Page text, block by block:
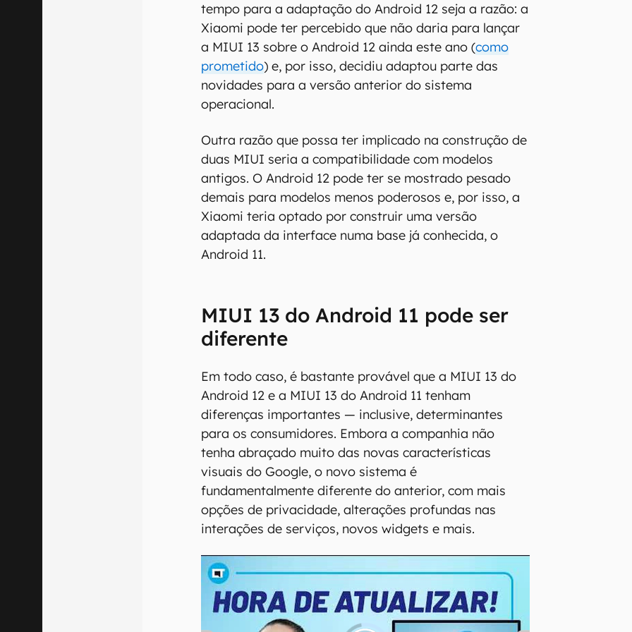
tempo para a adaptação do Android 12 seja a razão: a
Xiaomi pode ter percebido que não daria para lançar
a MIUI 13 sobre o Android 12 ainda este ano (como
prometido) e, por isso, decidiu adaptou parte das
novidades para a versão anterior do sistema
operacional.
Outra razão que possa ter implicado na construção de
duas MIUI seria a compatibilidade com modelos
antigos. O Android 12 pode ter se mostrado pesado
demais para modelos menos poderosos e, por isso, a
Xiaomi teria optado por construir uma versão
adaptada da interface numa base já conhecida, o
Android 11.
MIUI 13 do Android 11 pode ser
diferente
Em todo caso, é bastante provável que a MIUI 13 do
Android 12 e a MIUI 13 do Android 11 tenham
diferenças importantes — inclusive, determinantes
para os consumidores. Embora a companhia não
tenha abraçado muito das novas características
visuais do Google, o novo sistema é
fundamentalmente diferente do anterior, com mais
opções de privacidade, alterações profundas nas
interações de serviços, novos widgets e mais.